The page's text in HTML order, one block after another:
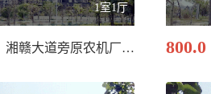
1室1厅
湘赣大道旁原农机厂门/265.00 平米 800.0